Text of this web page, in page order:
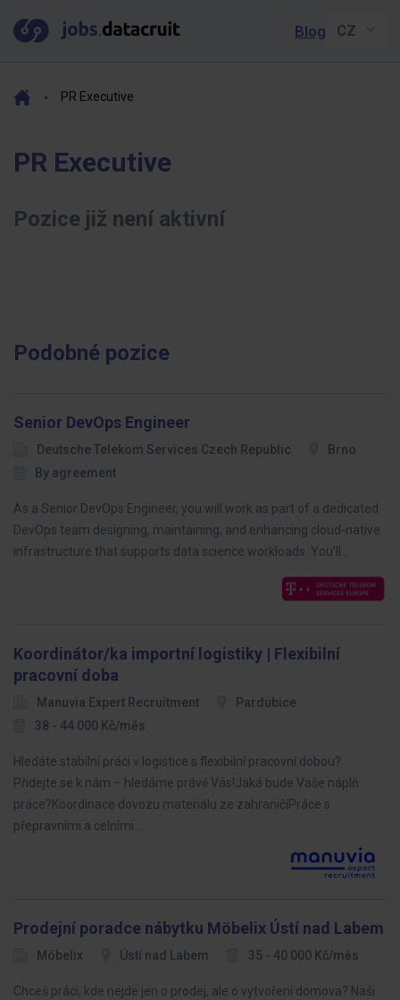
Blog
PR Executive
PR Executive
Pozice již není aktivní
Podobné pozice
Senior DevOps Engineer
Deutsche Telekom Services Czech Republic
Brno
By agreement
As a Senior DevOps Engineer, you will work as part of a dedicated
DevOps team designing, maintaining, and enhancing cloud-native
infrastructure that supports data science workloads. You’ll…
Koordinátor/ka importní logistiky | Flexibilní
pracovní doba
Manuvia Expert Recruitment
Pardubice
38 - 44 000 Kč/měs
Hledáte stabilní práci v logistice s flexibilní pracovní dobou?
Přidejte se k nám – hledáme právě Vás!Jaká bude Vaše náplň
práce?Koordinace dovozu materiálu ze zahraničíPráce s
přepravními a celními…
Prodejní poradce nábytku Möbelix Ústí nad Labem
Möbelix Ústí nad Labem 35 - 40 000 Kč/měs
Chceš práci, kde nejde jen o prodej, ale o vytvoření domova? Naši